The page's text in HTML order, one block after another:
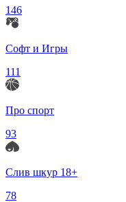
146
Софт и Игры
111
Про спорт
93
Слив шкур 18+
78